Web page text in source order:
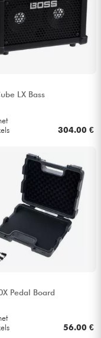
LX Bass
304.00 €
Pedal Board
56.00 €